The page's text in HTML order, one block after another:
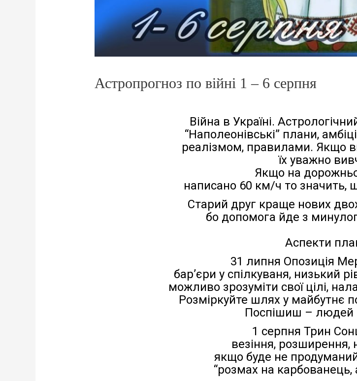
Астропрогноз по війні 1 – 6 серпня
Війна в Україні.
“Наполеонівські” плани,
реалізмом, правилами. Якщо
їх уважно
Якщо на
написано 60 км/ч то значить,
Старий друг краще нових
бо допомога йде з
Аспекти
31 липня Опозиція
бар’єри у спілкуваня, низький
можливо зрозуміти свої цілі,
Розміркуйте шлях у майбутнє
Поспішиш – людей
1 серпня Трин
везіння, розширення,
якщо буде не
“розмах на карбованець,